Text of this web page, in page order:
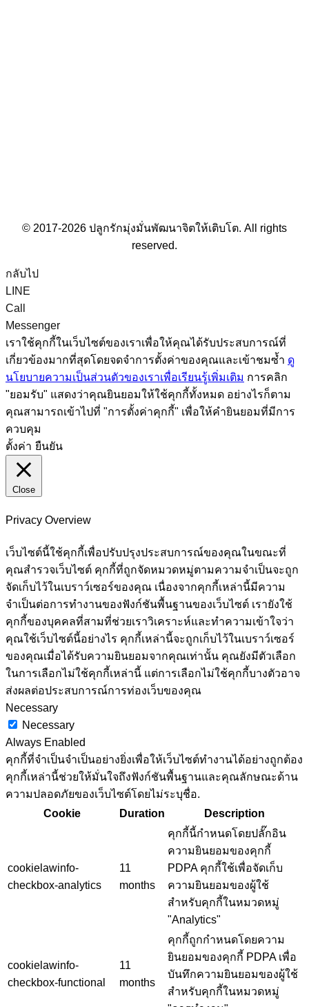
© 2017-2026 ปลูกรักมุ่งมั่นพัฒนาจิตให้เติบโต. All rights
reserved.
กลับไป
LINE
Call
Messenger
เราใช้คุกกี้ในเว็บไซต์ของเราเพื่อให้คุณได้รับประสบการณ์ที่
เกี่ยวข้องมากที่สุดโดยจดจำการตั้งค่าของคุณและเข้าชมซ้ำ ดู
นโยบายความเป็นส่วนตัวของเราเพื่อเรียนรู้เพิ่มเติม การคลิก
"ยอมรับ" แสดงว่าคุณยินยอมให้ใช้คุกกี้ทั้งหมด อย่างไรก็ตาม
คุณสามารถเข้าไปที่ "การตั้งค่าคุกกี้" เพื่อให้คำยินยอมที่มีการ
ควบคุม
ตั้งค่า ยืนยัน
Close
Privacy Overview
เว็บไซต์นี้ใช้คุกกี้เพื่อปรับปรุงประสบการณ์ของคุณในขณะที่
คุณสำรวจเว็บไซต์ คุกกี้ที่ถูกจัดหมวดหมู่ตามความจำเป็นจะถูก
จัดเก็บไว้ในเบราว์เซอร์ของคุณ เนื่องจากคุกกี้เหล่านี้มีความ
จำเป็นต่อการทำงานของฟังก์ชันพื้นฐานของเว็บไซต์ เรายังใช้
คุกกี้ของบุคคลที่สามที่ช่วยเราวิเคราะห์และทำความเข้าใจว่า
คุณใช้เว็บไซต์นี้อย่างไร คุกกี้เหล่านี้จะถูกเก็บไว้ในเบราว์เซอร์
ของคุณเมื่อได้รับความยินยอมจากคุณเท่านั้น คุณยังมีตัวเลือก
ในการเลือกไม่ใช้คุกกี้เหล่านี้ แต่การเลือกไม่ใช้คุกกี้บางตัวอาจ
ส่งผลต่อประสบการณ์การท่องเว็บของคุณ
Necessary
Necessary
Always Enabled
คุกกี้ที่จำเป็นจำเป็นอย่างยิ่งเพื่อให้เว็บไซต์ทำงานได้อย่างถูกต้อง
คุกกี้เหล่านี้ช่วยให้มั่นใจถึงฟังก์ชันพื้นฐานและคุณลักษณะด้าน
ความปลอดภัยของเว็บไซต์โดยไม่ระบุชื่อ.
Cookie
Duration Description
cookielawinfo-
checkbox-analytics
11
months
คุกกี้นี้กำหนดโดยปลั๊กอิน
ความยินยอมของคุกกี้
PDPA คุกกี้ใช้เพื่อจัดเก็บ
ความยินยอมของผู้ใช้
สำหรับคุกกี้ในหมวดหมู่
"Analytics"
cookielawinfo-
checkbox-functional
11
months
คุกกี้ถูกกำหนดโดยความ
ยินยอมของคุกกี้ PDPA เพื่อ
บันทึกความยินยอมของผู้ใช้
สำหรับคุกกี้ในหมวดหมู่